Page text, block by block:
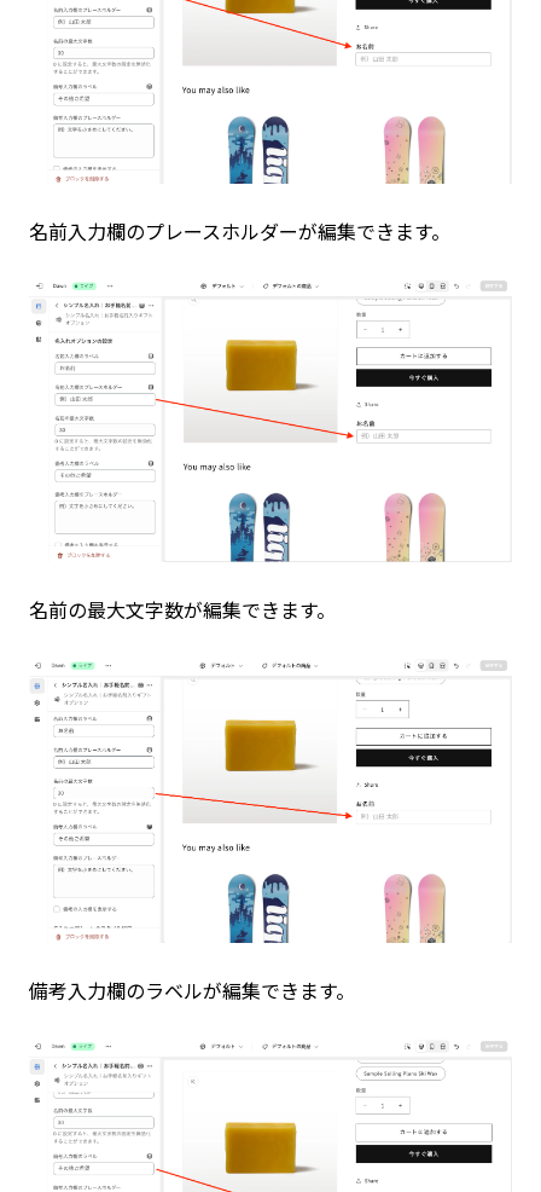
名前入力欄のプレースホルダーが編集できます。
名前の最大文字数が編集できます。
備考入力欄のラベルが編集できます。